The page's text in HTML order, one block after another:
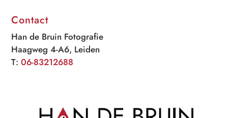
Contact
Han de Bruin Fotografie
Haagweg 4-A6, Leiden
T:06-83212688